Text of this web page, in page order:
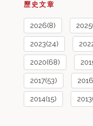
歷史文章
2026(8)
2023(24)
2020(68)
2017(53)
2014(15)